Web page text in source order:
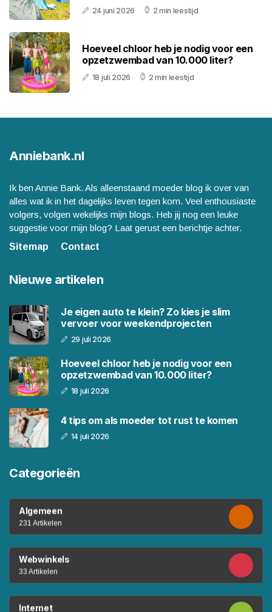
24 juni 2026 2 min leestijd
Hoeveel chloor heb je nodig voor een
opzetzwembad van 10.000 liter?
18 juli 2026 2 min leestijd
Anniebank.nl
Ik ben Annie Bank. Als alleenstaand moeder blog ik over van
alles wat ik in het dagelijks leven tegen kom. Veel enthousiaste
volgers, volgen wekelijks mijn blogs. Heb jij nog een leuke
suggestie voor mijn blog? Laat gerust een berichtje achter.
Sitemap
Contact
Nieuwe artikelen
Je eigen auto te klein? Zo kies je slim
vervoer voor weekendprojecten
29 juli 2026
Hoeveel chloor heb je nodig voor een
opzetzwembad van 10.000 liter?
18 juli 2026
4 tips om als moeder tot rust te komen
14 juli 2026
Categorieën
Algemeen
231 Artikelen
Webwinkels
33 Artikelen
Internet